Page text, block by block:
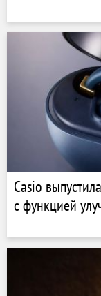
Casio
с функцией